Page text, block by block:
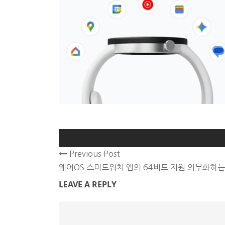
Previous Post
웨어OS 스마트워치 앱의 64비트 지원 의무화하
LEAVE A REPLY